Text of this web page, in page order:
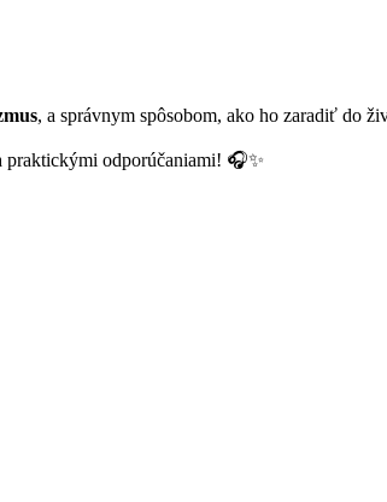
, a správnym spôsobom, ako ho zaradiť do
praktickými odporúčaniami! 🎧✨